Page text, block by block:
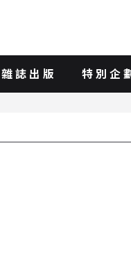
雜誌出版 特別企